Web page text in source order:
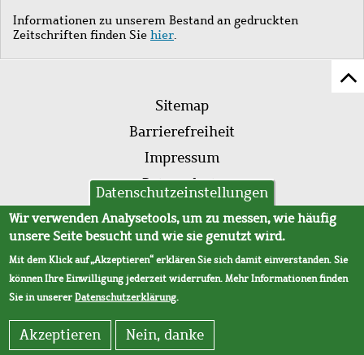
Informationen zu unserem Bestand an gedruckten
Zeitschriften finden Sie hier.
Fußleistenmenü
Sitemap
Barrierefreiheit
Impressum
Datenschutz
AVB
Datenschutzeinstellungen
Wir verwenden Analysetools, um zu messen, wie häufig
unsere Seite besucht und wie sie genutzt wird.
Mit dem Klick auf „Akzeptieren“ erklären Sie sich damit einverstanden. Sie
können Ihre Einwilligung jederzeit widerrufen. Mehr Informationen finden
Sie in unsererDatenschutzerklärung.
Akzeptieren Nein, danke